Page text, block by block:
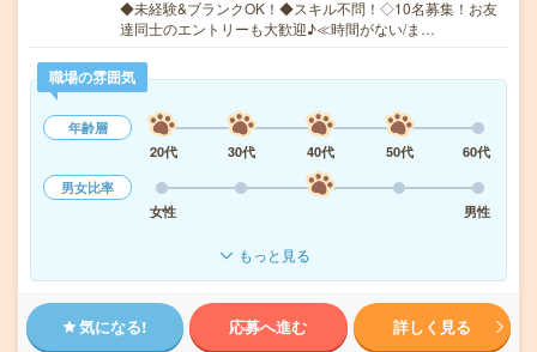
◆未経験&ブランクOK！◆スキル不問！◇10名募集！お友
達同士のエントリーも大歓迎♪≪時間がない/ま…
職場の雰囲気
年齢層
20代
30代 40代 50代
60代
男女比率
女性
男性
もっと見る
気になる! 応募へ進む 詳しく見る